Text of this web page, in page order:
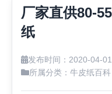
厂家直供80-
纸
发布时间：2020-04-
所属分类： 牛皮纸百科